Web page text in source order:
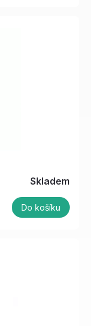
Skladem
Do košíku